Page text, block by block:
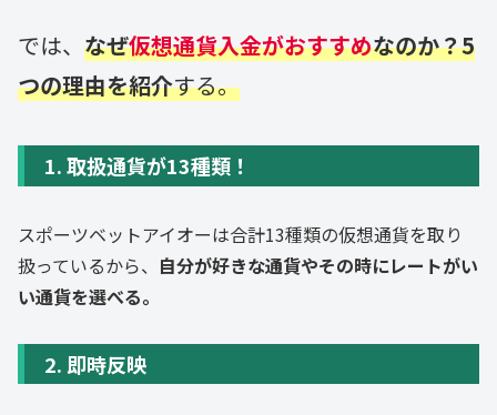
では、 なぜ仮想通貨入金がおすすめなのか？5
つの理由を紹介する。
1. 取扱通貨が13種類！
スポーツベットアイオーは合計13種類の仮想通貨を取り
扱っているから、 自分が好きな通貨やその時にレートがい
い通貨を選べる。
2. 即時反映